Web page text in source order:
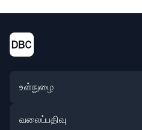
உள்நுழை
வலைப்பதிவு